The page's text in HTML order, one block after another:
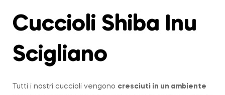
Cuccioli Shiba Inu
Scigliano
Tutti i nostri cuccioli vengono cresciuti in un ambiente